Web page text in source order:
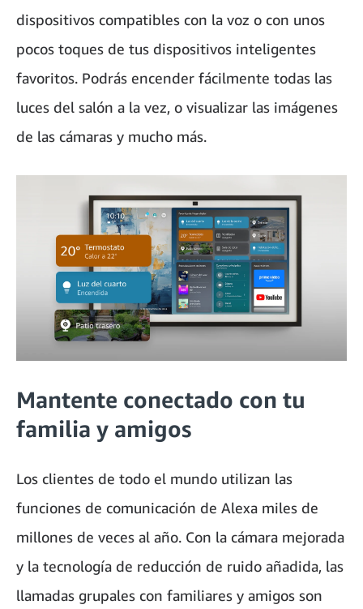
dispositivos compatibles con la voz o con unos
pocos toques de tus dispositivos inteligentes
favoritos. Podrás encender fácilmente todas las
luces del salón a la vez, o visualizar las imágenes
de las cámaras y mucho más.
Mantente conectado con tu
familia y amigos
Los clientes de todo el mundo utilizan las
funciones de comunicación de Alexa miles de
millones de veces al año. Con la cámara mejorada
y la tecnología de reducción de ruido añadida, las
llamadas grupales con familiares y amigos son